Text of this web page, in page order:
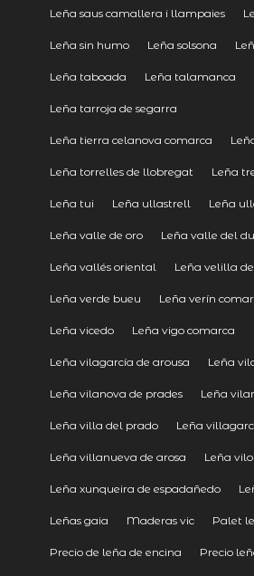
Leña saus camallera i llampaies
Leña sin humo Leña solsona
Leña taboada Leña talamanca
Leña tarroja de segarra
Leña tierra celanova comarca
Leña torrelles de llobregat Leña
Leña tui Leña ullastrell Leña
Leña valle de oro Leña valle del
Leña vallés oriental Leña velilla
Leña verde bueu Leña verín
Leña vicedo Leña vigo comarca
Leña vilagarcía de arousa Leña
Leña vilanova de prades Leña
Leña villa del prado Leña
Leña villanueva de arosa Leña
Leña xunqueira de espadañedo
Leñas gaia Maderas vic Palet
Precio de leña de encina Precio